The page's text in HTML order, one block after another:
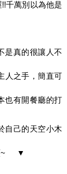
千萬別以為他是
是真的很讓人不
人之手，簡直可
也有開餐廳的打
自己的天空小木
頭~ ▼